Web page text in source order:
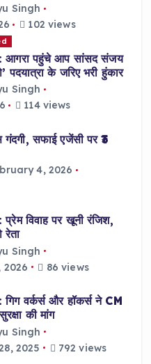
Singh
102 views
पहुंचे आप सांसद संजय
पदयात्रा के जरिए भरी हुंकार
Singh
114 views
सफाई एजेंसी पर ₹3
4, 2026
विवाह पर खूनी रंजिश,
रेता
Singh
86 views
वर्कर्स और हॉकर्स ने CM
की मांग
Singh
2025
792 views